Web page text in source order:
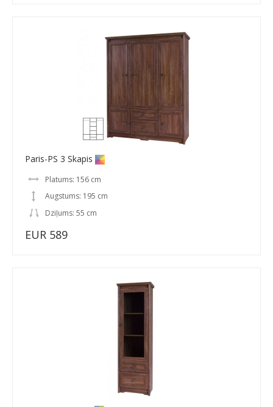
Paris-PS 3 Skapis
Platums: 156 cm
Augstums: 195 cm
Dziļums: 55 cm
EUR 589